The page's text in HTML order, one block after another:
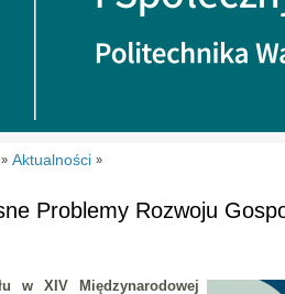
» Aktualności »
Problemy Rozwoju
w XIV Międzynarodowej